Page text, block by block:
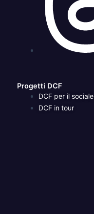
Progetti DCF
DCF per il sociale
DCF in tour